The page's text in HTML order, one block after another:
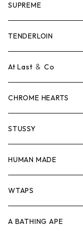
SUPREME
Tシャツ
ロンTEE
スウェット/ニット
シャツ
ジャケット
パンツ
キャップ・ハット
TENDERLOIN
Tシャツ
ロンTEE
スウェット/ニット
シャツ
ジャケット
パンツ
At Last ＆ Co
Tシャツ
ロンTEE
スウェット/ニット
シャツ
ジャケット
CHROME HEARTS
Tシャツ
ロンTEE
スウェット/ニット
シャツ
STUSSY
Tシャツ
ロンTEE
スウェット/ニット
HUMAN MADE
Tシャツ
ロンT
WTAPS
Tシャツ
A BATHING APE